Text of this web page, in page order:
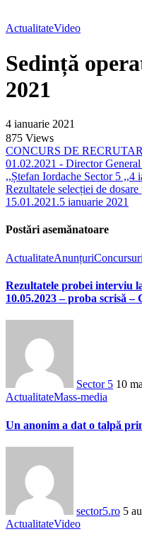
ActualitateVideo
Sedință
2021
4 ianuarie 2021
875 Views
CONCURS DE
01.02.2021 - Director
,,Ștefan Iordache Sector 5 ,,4
Rezultatele selecției de
15.01.2021.5 ianuarie 2021
Postări asemănatoare
ActualitateAnunțuriConcursuri
Rezultatele probei interviu
10.05.2023 – proba scrisă
Sector 5 10
ActualitateMass-media
Un anonim a dat o talpă
sector5.ro 5
ActualitateVideo